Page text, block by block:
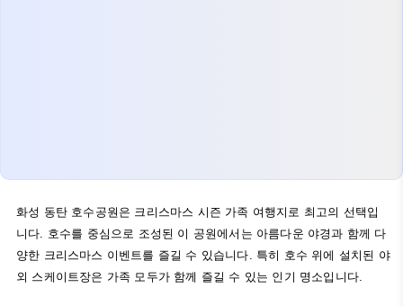
화성 동탄 호수공원은 크리스마스 시즌 가족 여행지로 최고의 선택입
니다. 호수를 중심으로 조성된 이 공원에서는 아름다운 야경과 함께 다
양한 크리스마스 이벤트를 즐길 수 있습니다. 특히 호수 위에 설치된 야
외 스케이트장은 가족 모두가 함께 즐길 수 있는 인기 명소입니다.